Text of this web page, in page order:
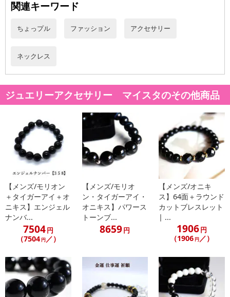
※dショッピングサンプル百貨店よりお届けする商品は、ご利用いた
だいた後のご感想をいただくことを目的としており、転売等は固く
止させていただきます。
【配送伝票番号について】
※こちらの商品については商品の発送完了後、
配送伝票番号がマイページに表示されない場合もございます。予
めご了承ください。
発送日カレンダー
休業日
■
その他共通および商品カテゴリー別注意事項（※必ずご確認くだ
関連キーワード
ちょっプル ファッション アクセサリー
ネックレス
ジュエリーアクセサリー マイスタのその他商品
【メンズ/モリオン
＋タイガーアイ＋オ
ニキス】エンジェル
ナンバ...
7504円
（7504 円／）
【メンズ/モリオ
ン・タイガーアイ・
オニキス】パワース
トーンブ...
8659円
【メンズ/オニキ
ス】64面＋ラウンド
カットブレスレット
| ...
1906円
（1906 円／）